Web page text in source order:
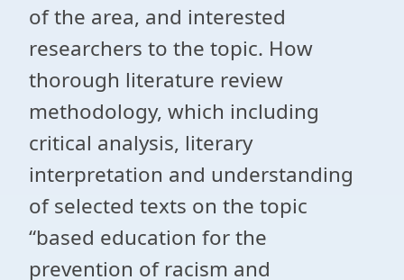
of the area, and interested
researchers to the topic. How
thorough literature review
methodology, which including
critical analysis, literary
interpretation and understanding
of selected texts on the topic
“based education for the
prevention of racism and